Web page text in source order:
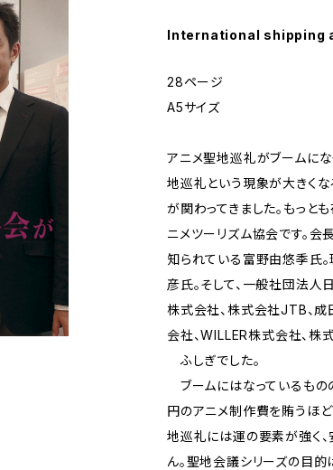
International shipping
28ページ
A5サイズ
アニメ聖地巡礼がブームに
地巡礼という現象が大きくな
が関わってきました。もっ
ニメツーリズム協会です。会
知られている富野由悠季氏
彦氏。そして、一般社団法
株式会社、株式会社JTB、
会社、WILLER株式会社、株
ふしぎでした。
ブームにはなっているもの
円のアニメ制作費を賄うほ
地巡礼には運の要素が強く
ん。聖地会議シリーズの目